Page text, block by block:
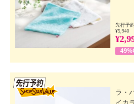
先行予
¥5,940
ラ・